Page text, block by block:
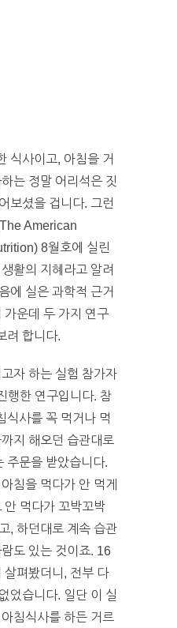
식사이고, 아침을 거
는 정말 어리석은 짓
보셨을 겁니다. 그런
American
8월호에 실린
활의 지혜라고 알려
에 실은 과학적 근거
가운데 두 가지 연구
려 합니다.
자 하는 실험 참가자
행한 연구입니다. 참
식사를 꼭 먹거나 먹
지 해오던 습관대로
주문을 받았습니다.
침을 먹다가 안 먹게
안 먹다가 꼬박꼬박
, 하던대로 계속 습관
도 있는 것이죠. 16
살펴봤더니, 전부 다
었습니다. 일단 이 실
침식사를 하든 거르